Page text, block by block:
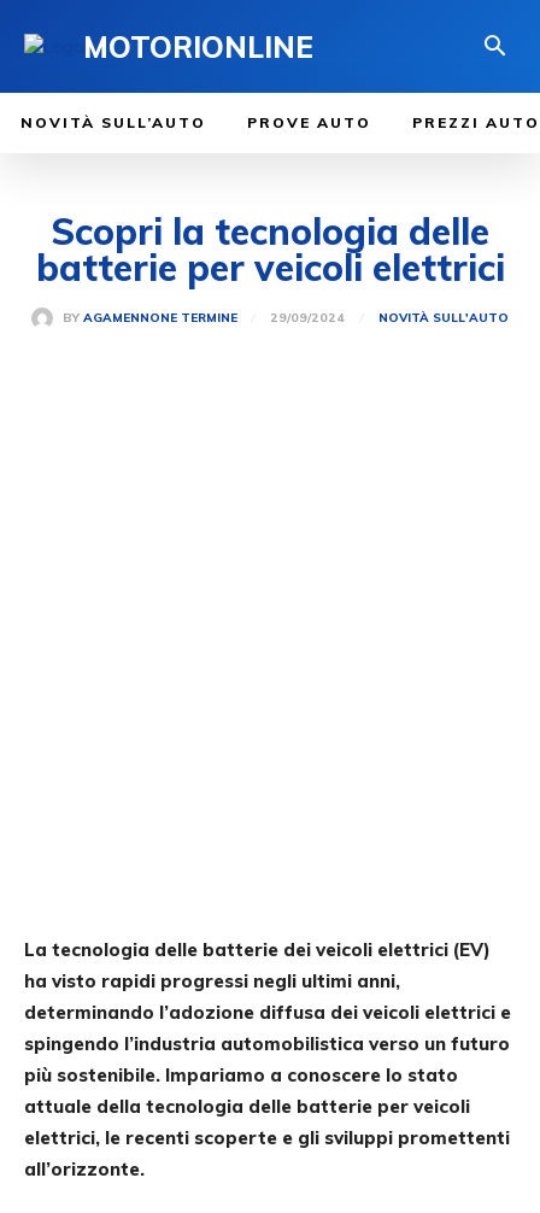
MOTORIONLINE
NOVITÀ SULL’AUTO PROVE AUTO PREZZI AUTO
Scopri la tecnologia delle
batterie per veicoli elettrici
BY AGAMENNONE TERMINE 29/09/2024 NOVITÀ SULL'AUTO
La tecnologia delle batterie dei veicoli elettrici (EV)
ha visto rapidi progressi negli ultimi anni,
determinando l’adozione diffusa dei veicoli elettrici e
spingendo l’industria automobilistica verso un futuro
più sostenibile. Impariamo a conoscere lo stato
attuale della tecnologia delle batterie per veicoli
elettrici, le recenti scoperte e gli sviluppi promettenti
all’orizzonte.